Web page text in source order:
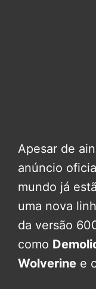
Apesar de
anúncio
mundo já
uma nova
da versão
como
Wolverine e